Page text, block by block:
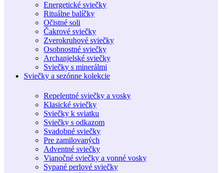
Energetické sviečky
Rituálne balíčky
Očistné soli
Čakrové sviečky
Zverokruhové sviečky
Osobnostné sviečky
Archanjelské sviečky
Sviečky s minerálmi
Sviečky a sezónne kolekcie
Repelentné sviečky a vosky
Klasické sviečky
Sviečky k sviatku
Sviečky s odkazom
Svadobné sviečky
Pre zamilovaných
Adventné sviečky
Vianočné sviečky a vonné vosky
Sypané perlové sviečky